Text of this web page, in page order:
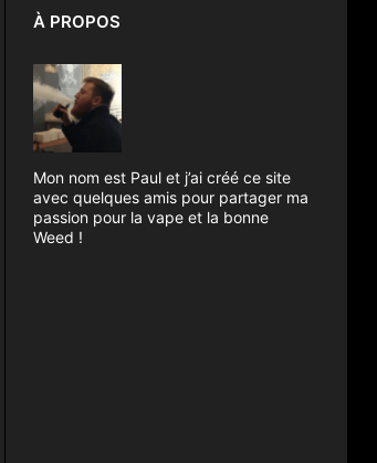
À PROPOS
Mon nom est Paul et j’ai créé ce site
avec quelques amis pour partager ma
passion pour la vape et la bonne
Weed !